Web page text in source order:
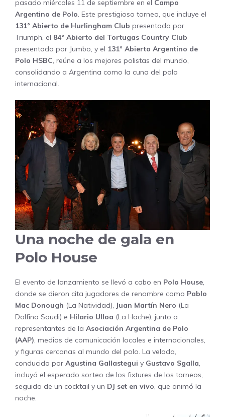
pasado miércoles 11 de septiembre en el Campo
Argentino de Polo. Este prestigioso torneo, que incluye el
131° Abierto de Hurlingham Club presentado por
Triumph, el 84° Abierto del Tortugas Country Club
presentado por Jumbo, y el 131° Abierto Argentino de
Polo HSBC, reúne a los mejores polistas del mundo,
consolidando a Argentina como la cuna del polo
internacional.
Una noche de gala en
Polo House
El evento de lanzamiento se llevó a cabo en Polo House,
donde se dieron cita jugadores de renombre como Pablo
Mac Donough (La Natividad), Juan Martín Nero (La
Dolfina Saudi) e Hilario Ulloa (La Hache), junto a
representantes de la Asociación Argentina de Polo
(AAP), medios de comunicación locales e internacionales,
y figuras cercanas al mundo del polo. La velada,
conducida por Agustina Gallastegui y Gustavo Sgalla,
incluyó el esperado sorteo de los fixtures de los torneos,
seguido de un cocktail y un DJ set en vivo, que animó la
noche.